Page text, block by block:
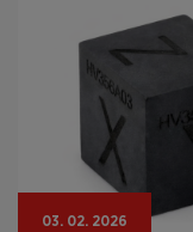
03. 02. 2026